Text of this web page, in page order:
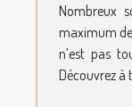
Nombreux
maximum
n’est pas
Découvrez à